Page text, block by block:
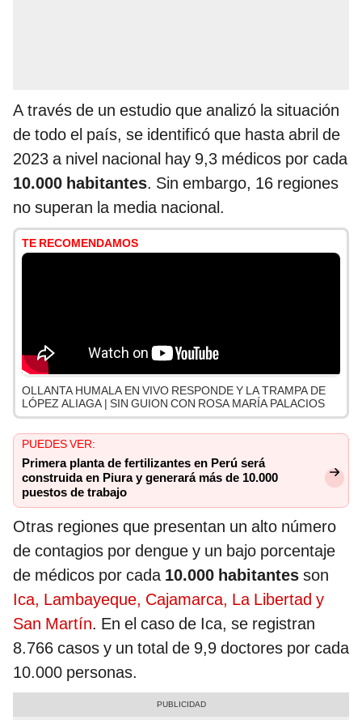
A través de un estudio que analizó la situación
de todo el país, se identificó que hasta abril de
2023 a nivel nacional hay 9,3 médicos por cada
10.000 habitantes. Sin embargo, 16 regiones
no superan la media nacional.
TE RECOMENDAMOS
OLLANTA HUMALA EN VIVO RESPONDE Y LA TRAMPA DE
LÓPEZ ALIAGA | SIN GUION CON ROSA MARÍA PALACIOS
PUEDES VER:
Primera planta de fertilizantes en Perú será
construida en Piura y generará más de 10.000
puestos de trabajo
Otras regiones que presentan un alto número
de contagios por dengue y un bajo porcentaje
de médicos por cada 10.000 habitantes son
Ica, Lambayeque, Cajamarca, La Libertad y
San Martín. En el caso de Ica, se registran
8.766 casos y un total de 9,9 doctores por cada
10.000 personas.